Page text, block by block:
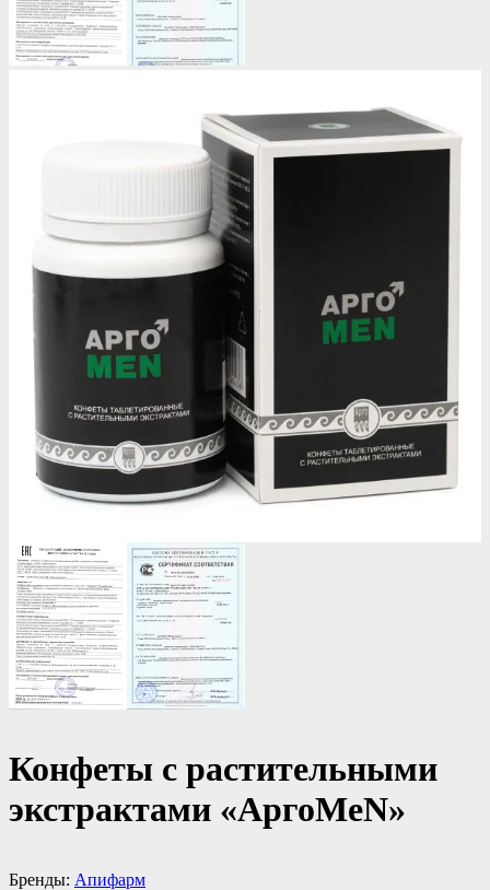
Конфеты с растительными
экстрактами «АргоMeN»
Бренды: Апифарм